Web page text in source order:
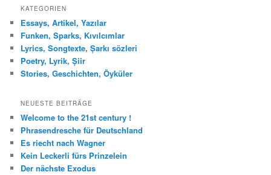
h
n
KATEGORIEN
Essays, Artikel, Yazılar
Funken, Sparks, Kıvılcımlar
Lyrics, Songtexte, Șarkı sözleri
Poetry, Lyrik, Șiir
Stories, Geschichten, Öyküler
NEUESTE BEITRÄGE
Welcome to the 21st century !
Phrasendresche für Deutschland
Es riecht nach Wagner
Kein Leckerli fürs Prinzelein
Der nächste Exodus